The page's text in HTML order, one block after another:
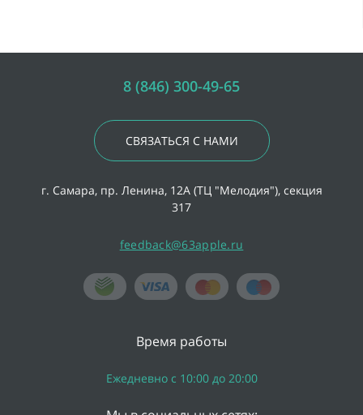
8 (846) 300-49-65
СВЯЗАТЬСЯ С НАМИ
г. Самара, пр. Ленина, 12А (ТЦ "Мелодия"), секция
317
feedback@63apple.ru
Время работы
Ежедневно с 10:00 до 20:00